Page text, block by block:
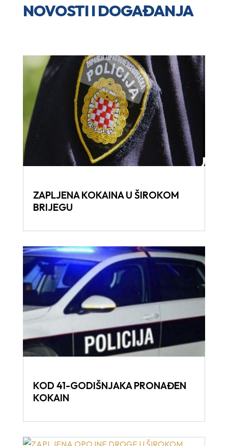
NOVOSTI I DOGAĐANJA
ZAPLJENA KOKAINA U ŠIROKOM
BRIJEGU
KOD 41-GODIŠNJAKA PRONAĐEN
KOKAIN